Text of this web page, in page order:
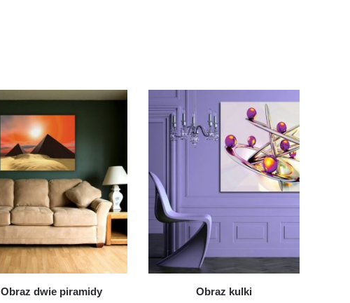
Obraz dwie piramidy Obraz kulki